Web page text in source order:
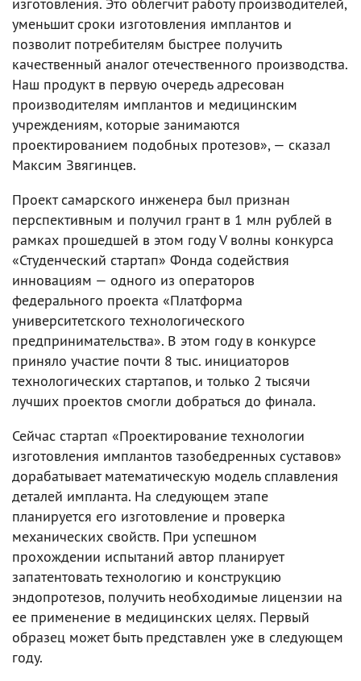
уменьшит сроки изготовления имплантов и
позволит потребителям быстрее получить
качественный аналог отечественного производства.
Наш продукт в первую очередь адресован
производителям имплантов и медицинским
учреждениям, которые занимаются
проектированием подобных протезов», — сказал
Максим Звягинцев.
Проект самарского инженера был признан
перспективным и получил грант в 1 млн рублей в
рамках прошедшей в этом году V волны конкурса
«Студенческий стартап» Фонда содействия
инновациям — одного из операторов
федерального проекта «Платформа
университетского технологического
предпринимательства». В этом году в конкурсе
приняло участие почти 8 тыс. инициаторов
технологических стартапов, и только 2 тысячи
лучших проектов смогли добраться до финала.
Сейчас стартап «Проектирование технологии
изготовления имплантов тазобедренных суставов»
дорабатывает математическую модель сплавления
деталей импланта. На следующем этапе
планируется его изготовление и проверка
механических свойств. При успешном
прохождении испытаний автор планирует
запатентовать технологию и конструкцию
эндопротезов, получить необходимые лицензии на
ее применение в медицинских целях. Первый
образец может быть представлен уже в следующем
году.